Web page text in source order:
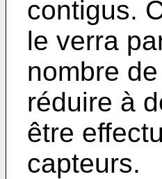
contigus.
le verra
nombre
réduire à
être
capteurs.